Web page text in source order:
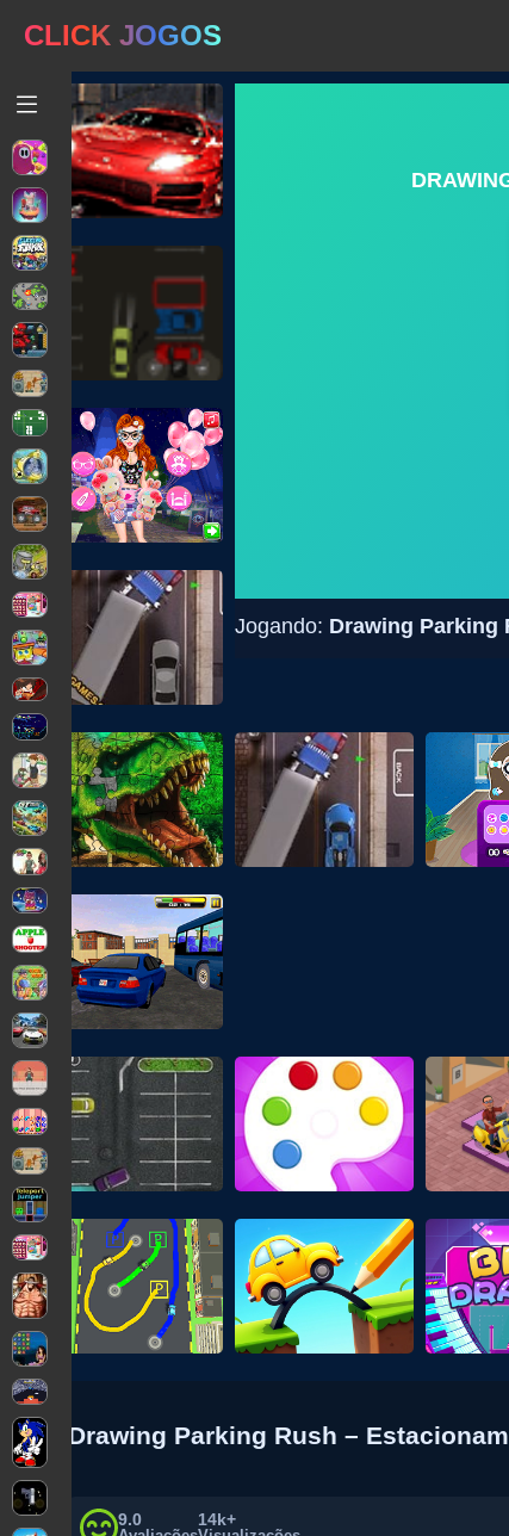
CLICK JOGOS
Jogando: Drawing Parking
Drawing Parking Rush –
9.0 14k+